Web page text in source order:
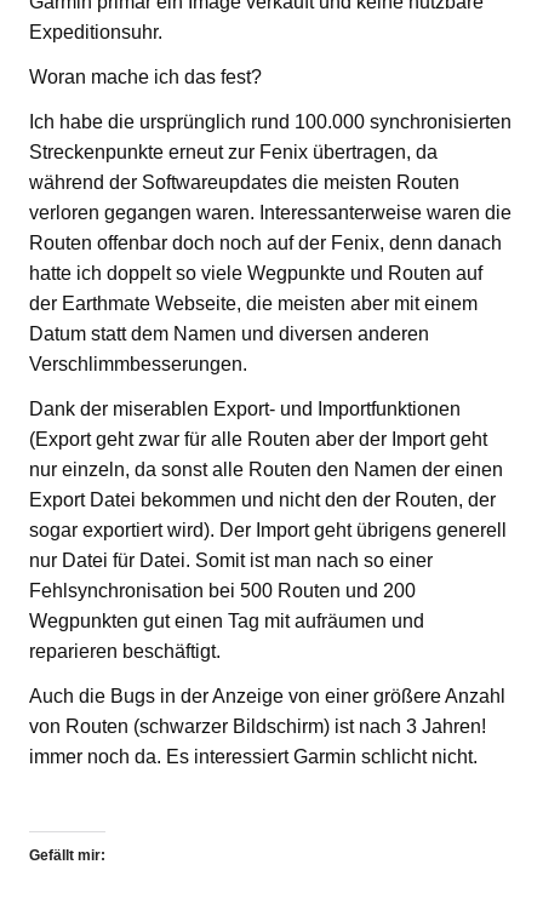
Expeditionsuhr.
Woran mache ich das fest?
Ich habe die ursprünglich rund 100.000 synchronisierten
Streckenpunkte erneut zur Fenix übertragen, da
während der Softwareupdates die meisten Routen
verloren gegangen waren. Interessanterweise waren die
Routen offenbar doch noch auf der Fenix, denn danach
hatte ich doppelt so viele Wegpunkte und Routen auf
der Earthmate Webseite, die meisten aber mit einem
Datum statt dem Namen und diversen anderen
Verschlimmbesserungen.
Dank der miserablen Export- und Importfunktionen
(Export geht zwar für alle Routen aber der Import geht
nur einzeln, da sonst alle Routen den Namen der einen
Export Datei bekommen und nicht den der Routen, der
sogar exportiert wird). Der Import geht übrigens generell
nur Datei für Datei. Somit ist man nach so einer
Fehlsynchronisation bei 500 Routen und 200
Wegpunkten gut einen Tag mit aufräumen und
reparieren beschäftigt.
Auch die Bugs in der Anzeige von einer größere Anzahl
von Routen (schwarzer Bildschirm) ist nach 3 Jahren!
immer noch da. Es interessiert Garmin schlicht nicht.
Gefällt mir: